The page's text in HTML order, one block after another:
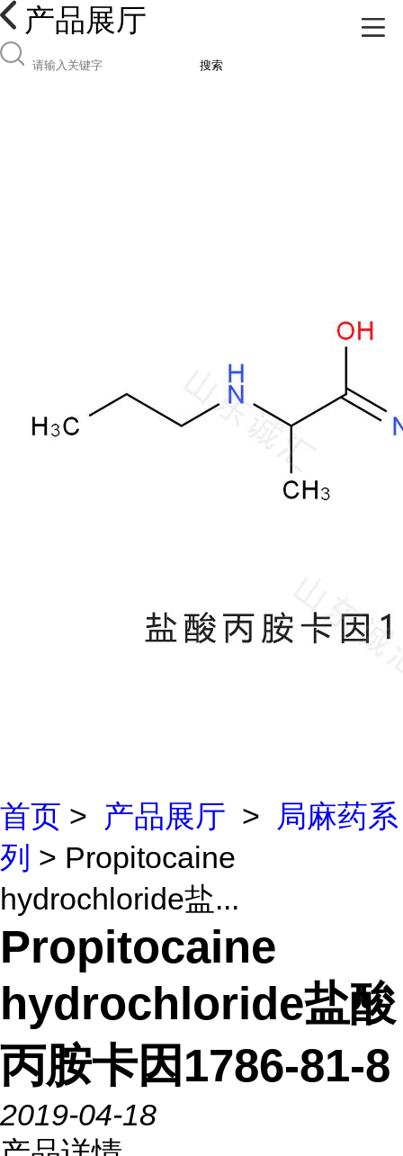
产品展厅
搜索
首页 > 产品展厅 >
局麻药系
列 > Propitocaine
hydrochloride盐...
Propitocaine
hydrochloride盐酸
丙胺卡因1786-81-8
2019-04-18